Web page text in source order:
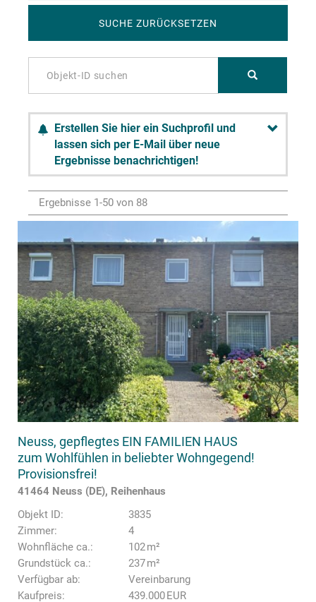
SUCHE ZURÜCKSETZEN
Erstellen Sie hier ein Suchprofil und
lassen sich per E-Mail über neue
Ergebnisse benachrichtigen!
Ergebnisse 1-50 von 88
Neuss, gepflegtes EIN FAMILIEN HAUS
zum Wohlfühlen in beliebter Wohngegend!
Provisionsfrei!
41464 Neuss (DE), Reihenhaus
Objekt ID:
3835
Zimmer:
4
Wohnfläche ca.:
102 m²
Grund­stück ca.:
237 m²
Verfügbar ab:
Vereinbarung
Kaufpreis:
439.000 EUR